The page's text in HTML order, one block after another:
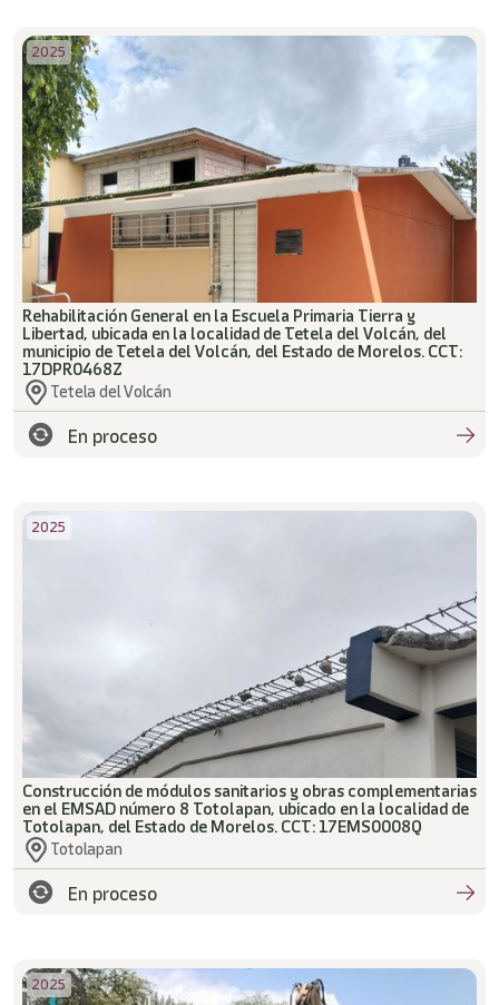
2025
Rehabilitación General en la Escuela Primaria Tierra y
Libertad, ubicada en la localidad de Tetela del Volcán, del
municipio de Tetela del Volcán, del Estado de Morelos. CCT:
17DPR0468Z
Tetela del Volcán
En proceso
2025
Construcción de módulos sanitarios y obras complementarias
en el EMSAD número 8 Totolapan, ubicado en la localidad de
Totolapan, del Estado de Morelos. CCT: 17EMS0008Q
Totolapan
En proceso
2025